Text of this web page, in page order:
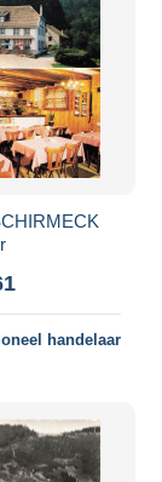
handelaar